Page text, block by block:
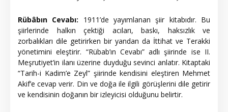
Rübâbın Cevabı: 1911’de yayımlanan şiir kitabıdır. Bu
şiirlerinde halkın çektiği acıları, baskı, haksızlık ve
zorbalıkları dile getirirken bir yandan da İttihat ve Terakki
yönetimini eleştirir. “Rübab’ın Cevabı” adlı şiirinde ise II.
Meşrutiyet’in ilanı üzerine duyduğu sevinci anlatır. Kitaptaki
“Tarih-i Kadim’e Zeyl” şiirinde kendisini eleştiren Mehmet
Akif’e cevap verir. Din ve doğa ile ilgili görüşlerini dile getirir
ve kendisinin doğanın bir izleyicisi olduğunu belirtir.